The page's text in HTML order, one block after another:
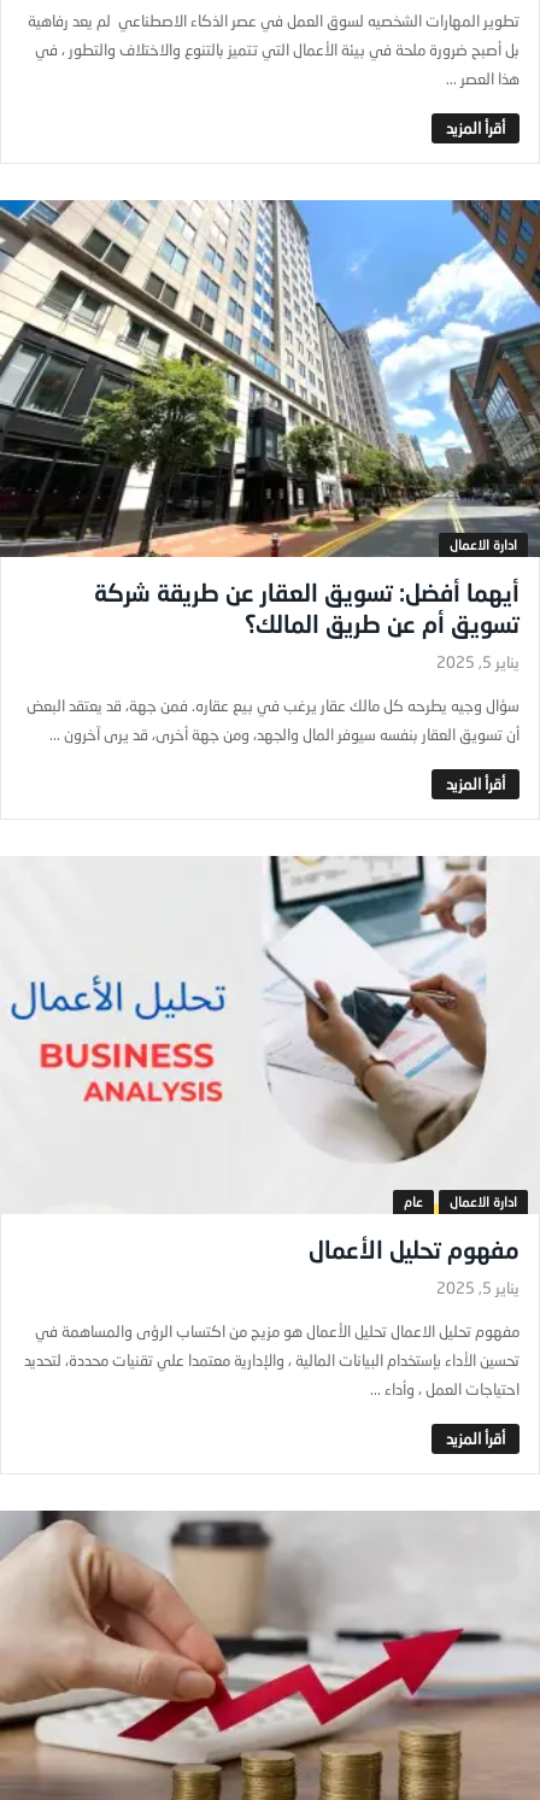
تطوير المهارات الشخصيه لسوق العمل في عصر الذكاء الاصطناعي لم يعد رفاهية
بل أصبح ضرورة ملحة في بيئة الأعمال التي تتميز بالتنوع والاختلاف والتطور ، في
هذا العصر ...
ادارة الاعمال
أيهما أفضل: تسويق العقار عن طريقة شركة
تسويق أم عن طريق المالك؟
يناير 5, 2025
سؤال وجيه يطرحه كل مالك عقار يرغب في بيع عقاره. فمن جهة، قد يعتقد البعض
أن تسويق العقار بنفسه سيوفر المال والجهد، ومن جهة أخرى، قد يرى آخرون ...
ادارة الاعمال عام
مفهوم تحليل الأعمال
يناير 5, 2025
مفهوم تحليل الاعمال تحليل الأعمال هو مزيج من اكتساب الرؤى والمساهمة في
تحسين الأداء بإستخدام البيانات المالية ، والإدارية معتمدا علي تقنيات محددة، لتحديد
احتياجات العمل ، وأداء ...